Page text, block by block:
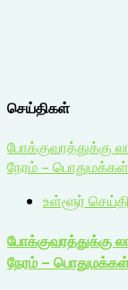
செய்திகள்
போக்குவரத்துக்கு
நேரம் –
உள்ளூர்
போக்குவரத்துக்கு
நேரம் –